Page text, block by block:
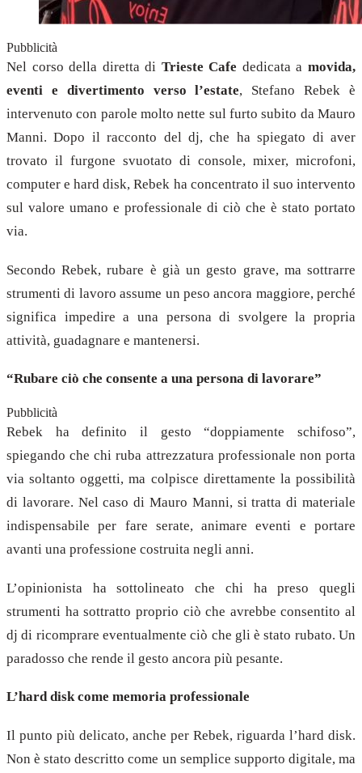
Pubblicità
Nel corso della diretta di Trieste Cafe dedicata amovida,
eventi e divertimento verso l’estate, Stefano Rebek è
intervenuto con parole molto nette sul furto subito da Mauro
Manni. Dopo il racconto del dj, che ha spiegato di aver
trovato il furgone svuotato di console, mixer, microfoni,
computer e hard disk, Rebek ha concentrato il suo intervento
sul valore umano e professionale di ciò che è stato portato
via.
Secondo Rebek, rubare è già un gesto grave, ma sottrarre
strumenti di lavoro assume un peso ancora maggiore, perché
significa impedire a una persona di svolgere la propria
attività, guadagnare e mantenersi.
“Rubare ciò che consente a una persona di lavorare”
Pubblicità
Rebek ha definito il gesto “doppiamente schifoso”,
spiegando che chi ruba attrezzatura professionale non porta
via soltanto oggetti, ma colpisce direttamente la possibilità
di lavorare. Nel caso di Mauro Manni, si tratta di materiale
indispensabile per fare serate, animare eventi e portare
avanti una professione costruita negli anni.
L’opinionista ha sottolineato che chi ha preso quegli
strumenti ha sottratto proprio ciò che avrebbe consentito al
dj di ricomprare eventualmente ciò che gli è stato rubato. Un
paradosso che rende il gesto ancora più pesante.
L’hard disk come memoria professionale
Il punto più delicato, anche per Rebek, riguarda l’hard disk.
Non è stato descritto come un semplice supporto digitale, ma